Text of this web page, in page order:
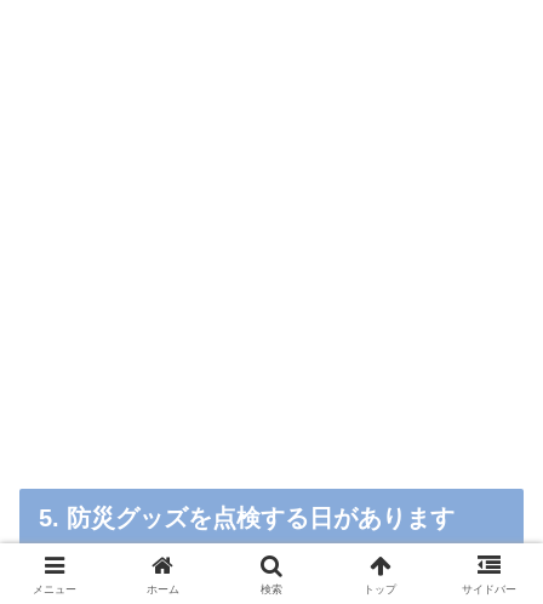
5. 防災グッズを点検する日があります
メニュー ホーム 検索 トップ サイドバー